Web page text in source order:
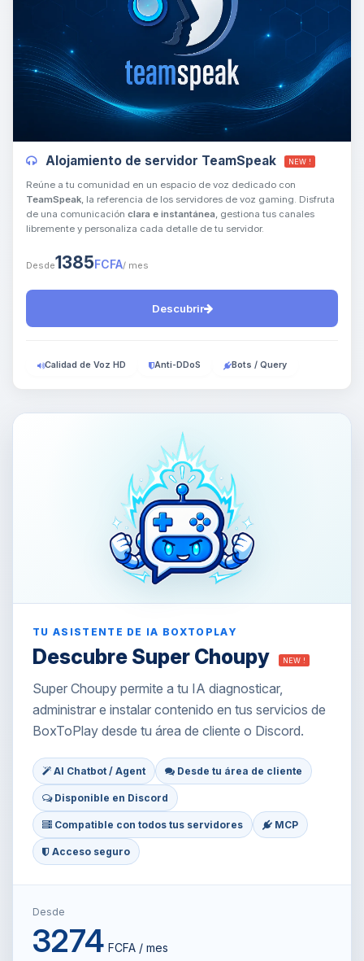
Alojamiento de servidor TeamSpeak NEW !
Reúne a tu comunidad en un espacio de voz dedicado con
TeamSpeak, la referencia de los servidores de voz gaming. Disfruta
de una comunicación clara e instantánea, gestiona tus canales
libremente y personaliza cada detalle de tu servidor.
Desde1385FCFA/ mes
Descubrir
Calidad de Voz HD Anti-DDoS Bots / Query
TU ASISTENTE DE IA BOXTOPLAY
Descubre Super Choupy NEW !
Super Choupy permite a tu IA diagnosticar,
administrar e instalar contenido en tus servicios de
BoxToPlay desde tu área de cliente o Discord.
AI Chatbot / Agent Desde tu área de cliente
Disponible en Discord
Compatible con todos tus servidores MCP
Acceso seguro
Desde
3274 FCFA / mes
Yupi, por fin alguien con quien
hablar! Soy Choupy, tu pequeno
que necesitas y moveré mis
pequenos circuitos para ayudarte.